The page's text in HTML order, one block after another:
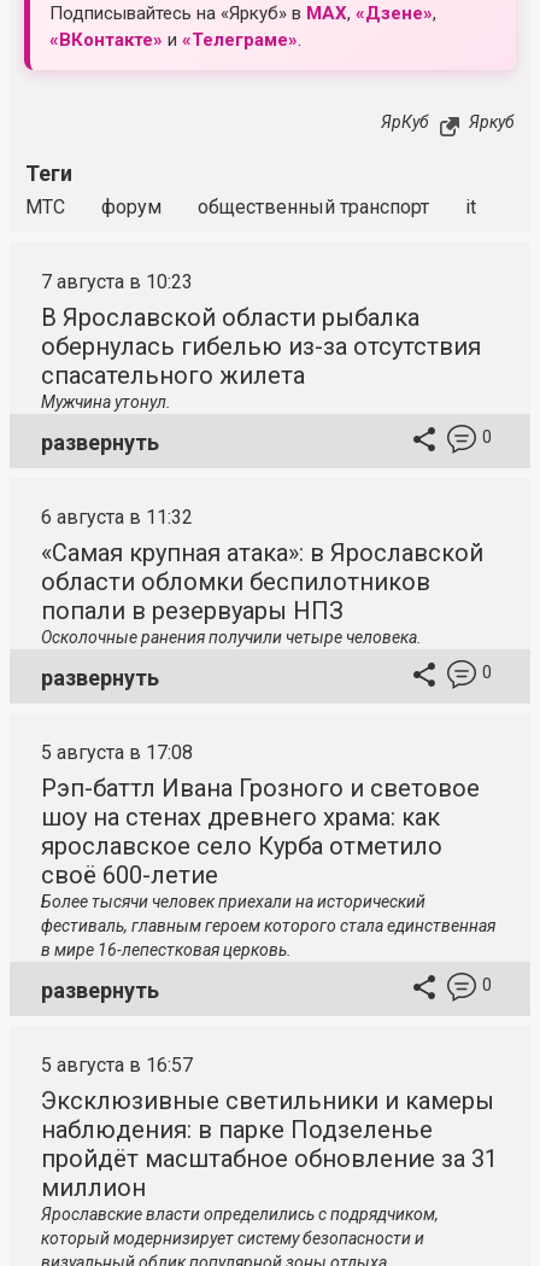
Подписывайтесь на «Яркуб» в MAX, «Дзене»,
«ВКонтакте» и «Телеграме».
ЯрКуб Яркуб
Теги
МТС форум общественный транспорт it
7 августа в 10:23
В Ярославской области рыбалка
обернулась гибелью из-за отсутствия
спасательного жилета
Мужчина утонул.
развернуть 0
6 августа в 11:32
«Самая крупная атака»: в Ярославской
области обломки беспилотников
попали в резервуары НПЗ
Осколочные ранения получили четыре человека.
развернуть 0
5 августа в 17:08
Рэп-баттл Ивана Грозного и световое
шоу на стенах древнего храма: как
ярославское село Курба отметило
своё 600-летие
Более тысячи человек приехали на исторический
фестиваль, главным героем которого стала единственная
в мире 16-лепестковая церковь.
развернуть 0
5 августа в 16:57
Эксклюзивные светильники и камеры
наблюдения: в парке Подзеленье
пройдёт масштабное обновление за 31
миллион
Ярославские власти определились с подрядчиком,
который модернизирует систему безопасности и